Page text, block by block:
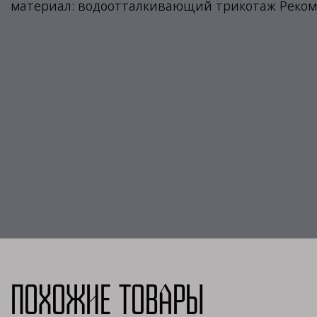
материал: водоотталкивающий трикотаж
Похожие товары